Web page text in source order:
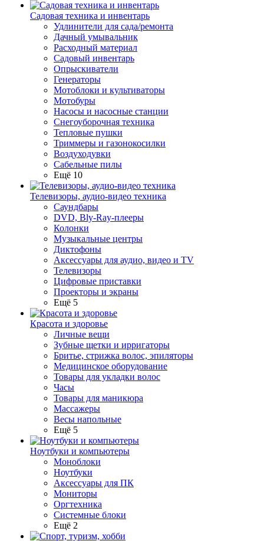
Садовая техника и инвентарь
Удлинители для сада/ремонта
Дачный умывальник
Расходный материал
Садовый инвентарь
Опрыскиватели
Генераторы
Мотоблоки и культиваторы
Мотобуры
Насосы и насосные станции
Снегоуборочная техника
Тепловые пушки
Триммеры и газонокосилки
Воздуходувки
Сабельные пилы
Ещё 10
Телевизоры, аудио-видео техника
Саундбары
DVD, Bly-Ray-плееры
Колонки
Музыкальные центры
Диктофоны
Аксессуары для аудио, видео и TV
Телевизоры
Цифровые приставки
Проекторы и экраны
Ещё 5
Красота и здоровье
Личные вещи
Зубные щетки и ирригаторы
Бритье, стрижка волос, эпиляторы
Медицинское оборудование
Товары для укладки волос
Часы
Товары для маникюра
Массажеры
Весы напольные
Ещё 5
Ноутбуки и компьютеры
Моноблоки
Ноутбуки
Аксессуары для ПК
Мониторы
Оргтехника
Системные блоки
Ещё 2